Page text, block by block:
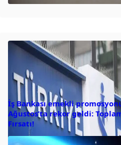
İş Bankası emekli
Ağustos’ta rekor geldi:
Fırsatı!